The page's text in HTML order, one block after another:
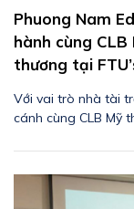
Phuong Nam
hành cùng
thương tại
Với vai trò nhà tài
cánh cùng CLB Mỹ